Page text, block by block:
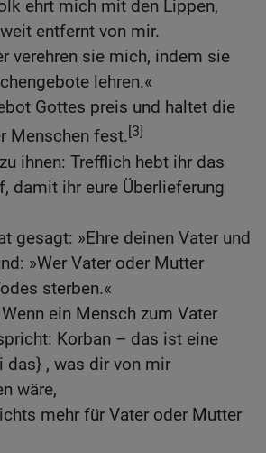
ehrt mich mit den Lippen,
entfernt von mir.
verehren sie mich, indem sie
lehren.«
Gottes preis und haltet die
Menschen fest.[3]
ihnen: Trefflich hebt ihr das
damit ihr eure Überlieferung
gesagt: »Ehre deinen Vater und
»Wer Vater oder Mutter
sterben.«
ein Mensch zum Vater
Korban – das ist eine
das} , was dir von mir
wäre,
mehr für Vater oder Mutter